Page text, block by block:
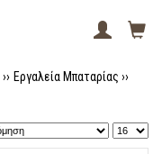
›› Εργαλεία Μπαταρίας ››